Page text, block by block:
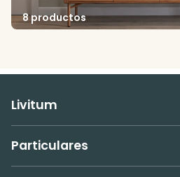
8 productos
Livitum
Particulares